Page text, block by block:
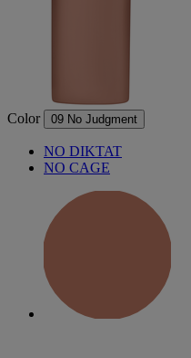
Color 09 No Judgment
NO DIKTAT
NO CAGE